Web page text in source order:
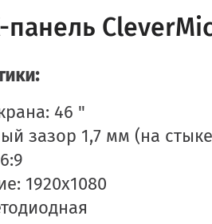
46 "
зазор 1,7 мм (на
1920x1080